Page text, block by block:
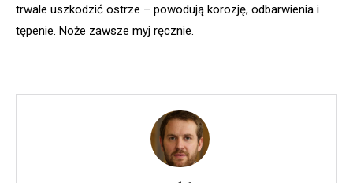
trwale uszkodzić ostrze – powodują korozję, odbarwienia i
tępenie. Noże zawsze myj ręcznie.